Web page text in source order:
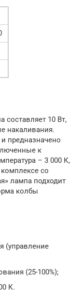
составляет 10 Вт,
накаливания.
предназначено
к
– 3 000 К,
со
лампа подходит
колбы
(управление
(25-100%);
К.